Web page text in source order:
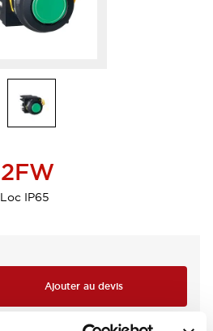
IP65
Ajouter au devis